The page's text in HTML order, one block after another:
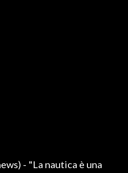
- "La nautica è una